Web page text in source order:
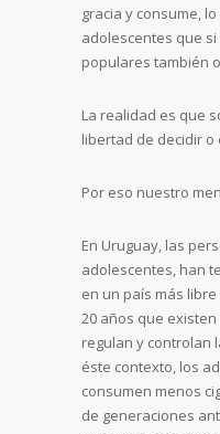
gracia y consume,
adolescentes que
populares también
La realidad es que
libertad de decidir o
Por eso nuestro
En Uruguay, las
adolescentes, han
en un país más
20 años que
regulan y controlan
éste contexto, los
consumen menos
de generaciones